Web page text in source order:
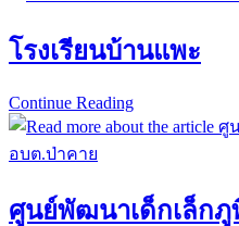
โรงเรียนบ้านแพะ
Continue Readingโรงเรียน
บ้าน
ศูนย์พัฒนาเด็กเล็ก